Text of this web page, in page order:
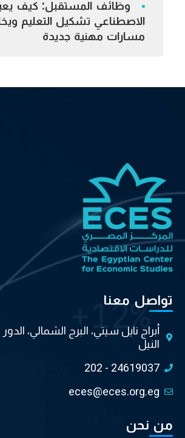
وظائف المستقبل: كيف
الاصطناعي تشكيل التعليم
مسارات مهنية جديدة
تواصل معنا
أبراج نايل سيتي، البرج الشمالي،
النيل
202 - 24619037
eces@eces.org.eg
من نحن